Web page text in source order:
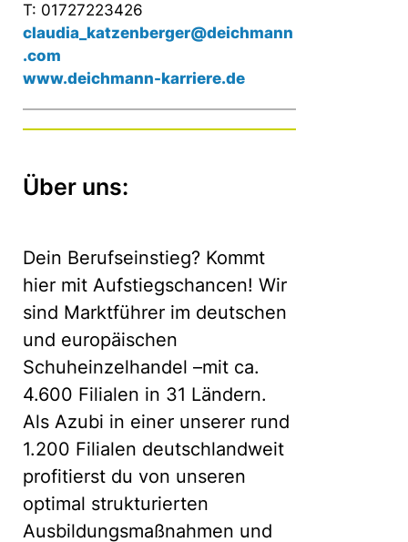
T: 01727223426
claudia_katzenberger@deichmann
.com
www.deichmann-karriere.de
Über uns:
Dein Berufseinstieg? Kommt
hier mit Aufstiegschancen! Wir
sind Marktführer im deutschen
und europäischen
Schuheinzelhandel –mit ca.
4.600 Filialen in 31 Ländern.
Als Azubi in einer unserer rund
1.200 Filialen deutschlandweit
profitierst du von unseren
optimal strukturierten
Ausbildungsmaßnahmen und